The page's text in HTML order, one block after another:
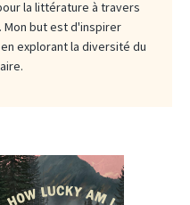
la littérature à travers
Mon but est d'inspirer
explorant la diversité du